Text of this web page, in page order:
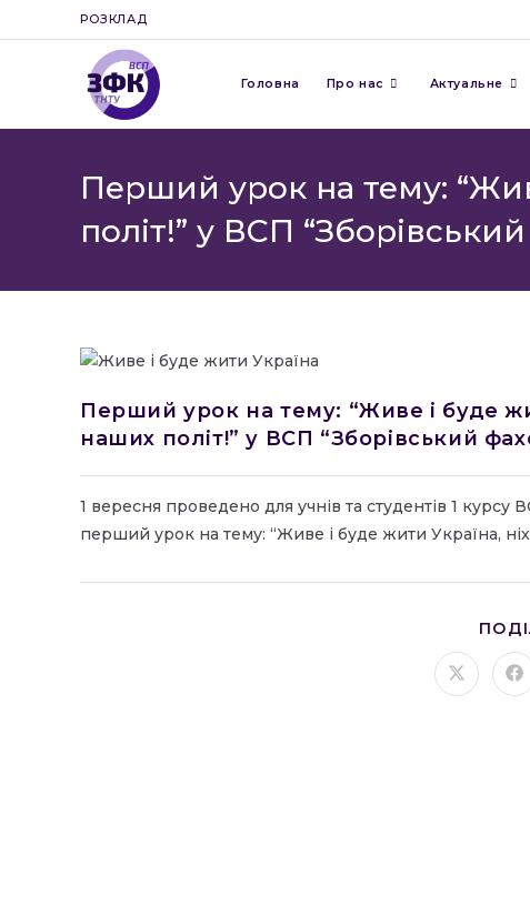
до
РОЗКЛАД
Головна Про нас Актуальне
Перший урок на тему:
політ!” у ВСП
Перший урок на тему: “Живе і буде
наших політ!” у ВСП “Зборівський
1 вересня проведено для учнів та студентів 1
перший урок на тему: “Живе і буде жити Україна,
Відкрити
в в